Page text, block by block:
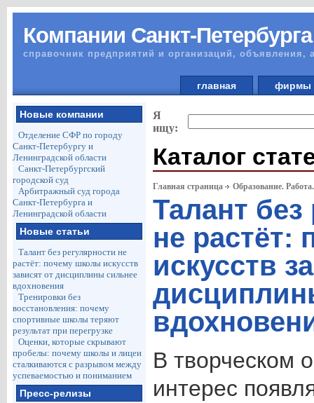
Компании Санкт-Петербурга
справочник предприятий и организаций, объявления,
главная
Новые компании
Отделение СФР по городу
Санкт-Петербургу и
Ленинградской области
Санкт-Петербургский
городской суд
Арбитражный суд города
Санкт-Петербурга и
Ленинградской области
Новые статьи
Талант без регулярности не
растёт: почему школы искусств
зависят от дисциплины сильнее
вдохновения
Тренировки без
восстановления: почему
спортивные школы теряют
результат при перегрузке
Оценки, которые скрывают
пробелы: почему школы и лицеи
сталкиваются с разрывом между
успеваемостью и пониманием
Пресс-релизы
Я
ищу:
Каталог
Главная страница Образование.
Талант без
не растёт:
искусств
В творческом
интерес